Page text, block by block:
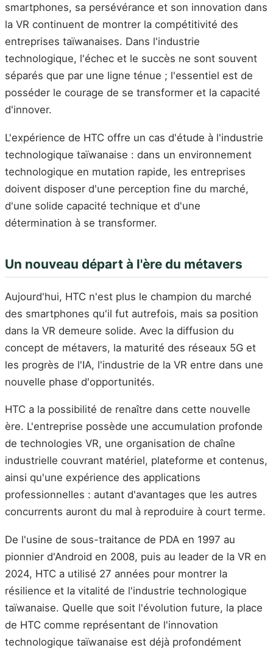
smartphones, sa persévérance et son innovation dans
la VR continuent de montrer la compétitivité des
entreprises taïwanaises. Dans l'industrie
technologique, l'échec et le succès ne sont souvent
séparés que par une ligne ténue ; l'essentiel est de
posséder le courage de se transformer et la capacité
d'innover.
L'expérience de HTC offre un cas d'étude à l'industrie
technologique taïwanaise : dans un environnement
technologique en mutation rapide, les entreprises
doivent disposer d'une perception fine du marché,
d'une solide capacité technique et d'une
détermination à se transformer.
Un nouveau départ à l'ère du métavers
Aujourd'hui, HTC n'est plus le champion du marché
des smartphones qu'il fut autrefois, mais sa position
dans la VR demeure solide. Avec la diffusion du
concept de métavers, la maturité des réseaux 5G et
les progrès de l'IA, l'industrie de la VR entre dans une
nouvelle phase d'opportunités.
HTC a la possibilité de renaître dans cette nouvelle
ère. L'entreprise possède une accumulation profonde
de technologies VR, une organisation de chaîne
industrielle couvrant matériel, plateforme et contenus,
ainsi qu'une expérience des applications
professionnelles : autant d'avantages que les autres
concurrents auront du mal à reproduire à court terme.
De l'usine de sous-traitance de PDA en 1997 au
pionnier d'Android en 2008, puis au leader de la VR en
2024, HTC a utilisé 27 années pour montrer la
résilience et la vitalité de l'industrie technologique
taïwanaise. Quelle que soit l'évolution future, la place
de HTC comme représentant de l'innovation
technologique taïwanaise est déjà profondément